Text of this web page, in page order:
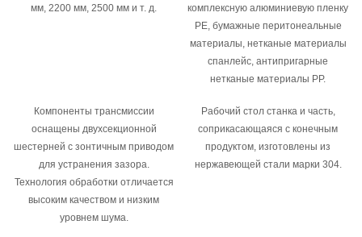
мм, 2200 мм, 2500 мм и т. д.
комплексную алюминиевую пленку
PE, бумажные перитонеальные
материалы, нетканые материалы
спанлейс, антипригарные
нетканые материалы PP.
Компоненты трансмиссии
оснащены двухсекционной
шестерней с зонтичным приводом
для устранения зазора.
Технология обработки отличается
высоким качеством и низким
уровнем шума.
Рабочий стол станка и часть,
соприкасающаяся с конечным
продуктом, изготовлены из
нержавеющей стали марки 304.